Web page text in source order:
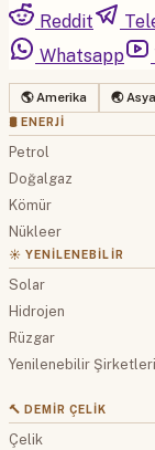
Reddit
Whatsapp
🌎 Amerika 🌏 Asya
🛢 ENERJI
Petrol
Doğalgaz
Kömür
Nükleer
☀️ YENILENEBILIR
Solar
Hidrojen
Rüzgar
Yenilenebilir Şirketleri
🔨 DEMIR ÇELIK
Çelik